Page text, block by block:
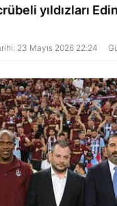
yıldızları
23 Mayıs 2026 22:24